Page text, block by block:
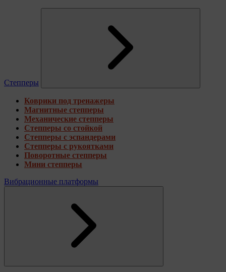
Степперы
Коврики под тренажеры
Магнитные степперы
Механические степперы
Степперы со стойкой
Степперы с эспандерами
Степперы с рукоятками
Поворотные степперы
Мини степперы
Вибрационные платформы